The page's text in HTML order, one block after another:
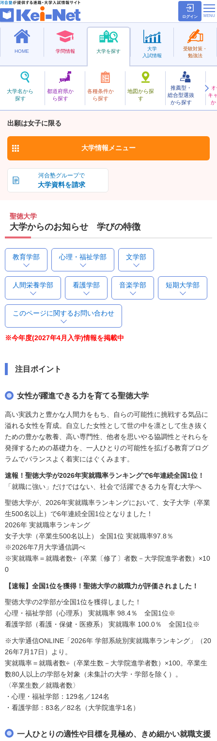
ログイン
HOME 学問情報 大学を探す
大学名から
探す
都道府県か
ら探す
各種条件か
ら探す
地図から探
す
推薦型・
総合型選抜
から探す
キ
か
大学
入試情報
受験対策・
勉強法
私立
せいとく
聖徳大学
出願は女子に限る
お気に入り
河合塾グループで
大学資料を請求
大学情報 メニュー
聖徳大学
大学からのお知らせ 学びの特徴
教育学部 心理・福祉学部 文学部
人間栄養学部 看護学部 音楽学部 短期大学部
このページに関するお問い合わせ
※今年度(2027年4月入学)情報を掲載中
注目ポイント
女性が躍進できる力を育てる聖徳大学
高い実践力と豊かな人間力をもち、自らの可能性に挑戦する気品に
溢れる女性を育成。自立した女性として世の中を凛として生き抜く
ための豊かな教養、高い専門性、他者を思いやる協調性とそれらを
発揮するための基礎力を、一人ひとりの可能性を拡げる教育プログ
ラムでバランスよく着実にはぐくみます。
速報！聖徳大学が2026年実就職率ランキングで6年連続全国1位！
「就職に強い」だけではない、社会で活躍できる力を育む大学へ
聖徳大学が、2026年実就職率ランキングにおいて、女子大学（卒業
生500名以上）で6年連続全国1位となりました！
2026年 実就職率ランキング
女子大学（卒業生500名以上） 全国1位 実就職率97.8％
※2026年7月大学通信調べ
※実就職率＝就職者数÷（卒業〔修了〕者数－大学院進学者数）×10
0
【速報】全国1位を獲得！聖徳大学の就職力が評価されました！
聖徳大学の2学部が全国1位を獲得しました！
心理・福祉学部（心理系） 実就職率 98.4％ 全国1位※
看護学部（看護・保健・医療系） 実就職率 100.0％ 全国1位※
※大学通信ONLINE「2026年 学部系統別実就職率ランキング」（20
26年7月17日）より。
実就職率＝就職者数÷（卒業生数－大学院進学者数）×100。卒業生
数80人以上の学部を対象（未集計の大学・学部を除く）。
〈卒業生数／就職者数〉
・心理・福祉学部：129名／124名
・看護学部：83名／82名（大学院進学1名）
一人ひとりの適性や目標を見極め、きめ細かい就職支援